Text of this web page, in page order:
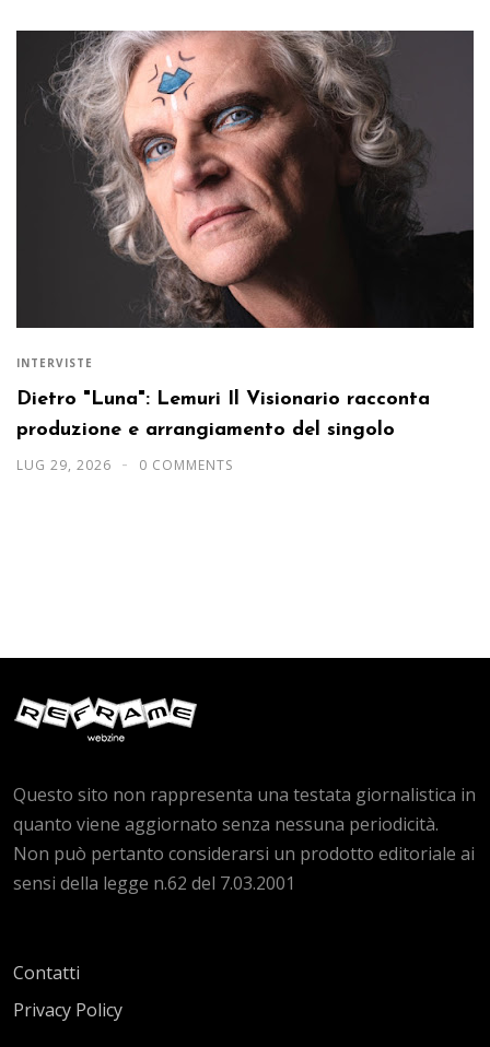
INTERVISTE
Dietro "Luna": Lemuri Il Visionario racconta
produzione e arrangiamento del singolo
LUG 29, 2026 0 COMMENTS
Questo sito non rappresenta una testata giornalistica in
quanto viene aggiornato senza nessuna periodicità.
Non può pertanto considerarsi un prodotto editoriale ai
sensi della legge n.62 del 7.03.2001
Contatti
Privacy Policy